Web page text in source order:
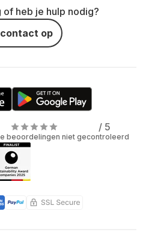
of heb je hulp nodig?
contact op
/ 5
beoordelingen niet gecontroleerd